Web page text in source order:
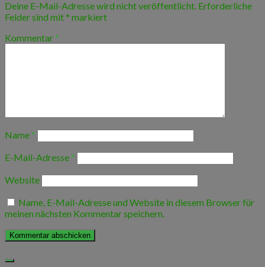
Deine E-Mail-Adresse wird nicht veröffentlicht. Erforderliche
Felder sind mit * markiert
Kommentar *
Name *
E-Mail-Adresse *
Website
Name, E-Mail-Adresse und Website in diesem Browser für
meinen nächsten Kommentar speichern.